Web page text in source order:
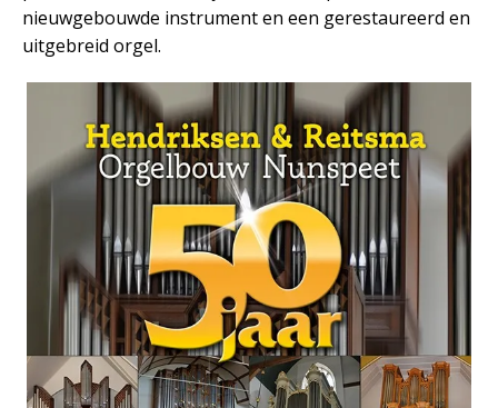
nieuwgebouwde instrument en een gerestaureerd en
uitgebreid orgel.